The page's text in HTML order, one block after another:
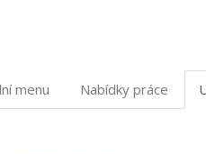
menu Nabídky práce